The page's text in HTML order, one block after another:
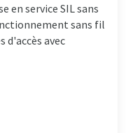
en service SIL sans
sans fil
d'accès avec